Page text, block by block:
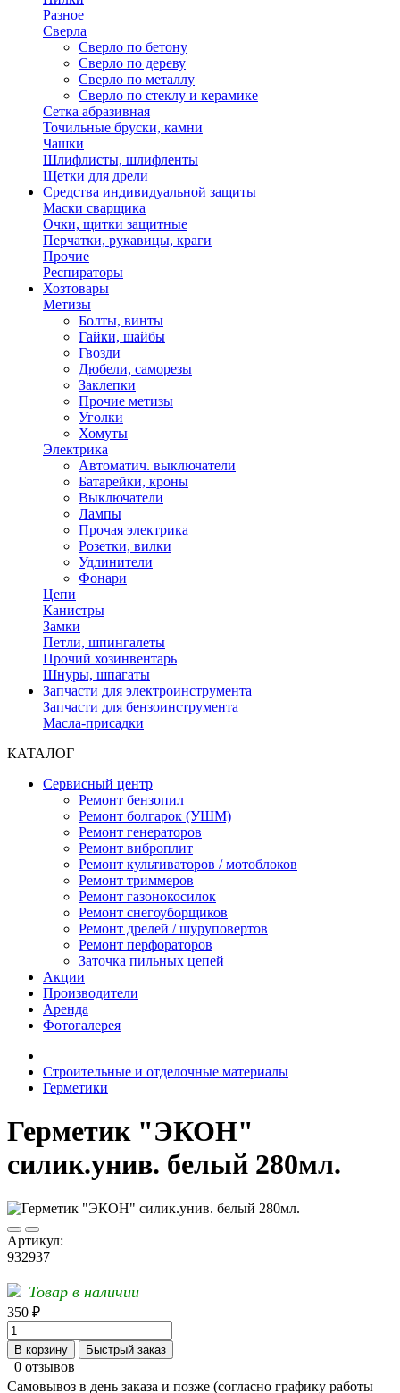
Разное
Сверла
Сверло по бетону
Сверло по дереву
Сверло по металлу
Сверло по стеклу и керамике
Сетка абразивная
Точильные бруски, камни
Чашки
Шлифлисты, шлифленты
Щетки для дрели
Средства индивидуальной защиты
Маски сварщика
Очки, щитки защитные
Перчатки, рукавицы, краги
Прочие
Респираторы
Хозтовары
Метизы
Болты, винты
Гайки, шайбы
Гвозди
Дюбели, саморезы
Заклепки
Прочие метизы
Уголки
Хомуты
Электрика
Автоматич. выключатели
Батарейки, кроны
Выключатели
Лампы
Прочая электрика
Розетки, вилки
Удлинители
Фонари
Цепи
Канистры
Замки
Петли, шпингалеты
Прочий хозинвентарь
Шнуры, шпагаты
Запчасти для электроинструмента
Запчасти для бензоинструмента
Масла-присадки
КАТАЛОГ
Сервисный центр
Ремонт бензопил
Ремонт болгарок (УШМ)
Ремонт генераторов
Ремонт виброплит
Ремонт культиваторов / мотоблоков
Ремонт триммеров
Ремонт газонокосилок
Ремонт снегоуборщиков
Ремонт дрелей / шуруповертов
Ремонт перфораторов
Заточка пильных цепей
Акции
Производители
Аренда
Фотогалерея
Строительные и отделочные материалы
Герметики
Герметик "ЭКОН"
силик.унив. белый 280мл.
Артикул:
932937
Товар в наличии
350 ₽
В корзину Быстрый заказ
0 отзывов
Самовывоз в день заказа и позже (согласно графику работы